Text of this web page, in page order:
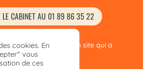
LE CABINET AU 01 89 86 35 22
2020 –
• Un site qui a
Allureavec
cookies. En
vous
de ces